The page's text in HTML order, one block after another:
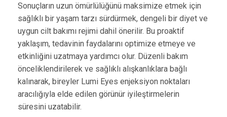
Sonuçların uzun ömürlülüğünü maksimize etmek için
sağlıklı bir yaşam tarzı sürdürmek, dengeli bir diyet ve
uygun cilt bakımı rejimi dahil önerilir. Bu proaktif
yaklaşım, tedavinin faydalarını optimize etmeye ve
etkinliğini uzatmaya yardımcı olur. Düzenli bakım
önceliklendirilerek ve sağlıklı alışkanlıklara bağlı
kalınarak, bireyler Lumi Eyes enjeksiyon noktaları
aracılığıyla elde edilen görünür iyileştirmelerin
süresini uzatabilir.